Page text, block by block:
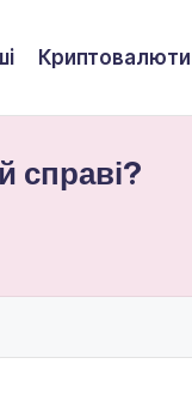
Криптовалюти
справі?